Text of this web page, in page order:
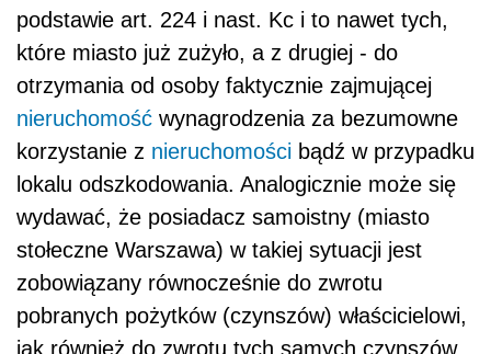
podstawie art. 224 i nast. Kc i to nawet tych,
które miasto już zużyło, a z drugiej - do
otrzymania od osoby faktycznie zajmującej
nieruchomość wynagrodzenia za bezumowne
korzystanie z nieruchomości bądź w przypadku
lokalu odszkodowania. Analogicznie może się
wydawać, że posiadacz samoistny (miasto
stołeczne Warszawa) w takiej sytuacji jest
zobowiązany równocześnie do zwrotu
pobranych pożytków (czynszów) właścicielowi,
jak również do zwrotu tych samych czynszów